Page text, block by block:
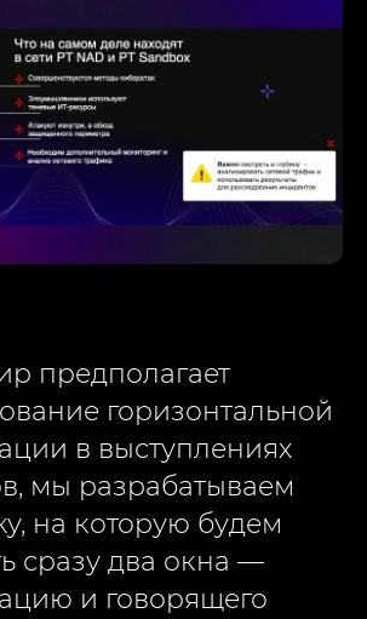
предполагает
горизонтальной
в выступлениях
мы разрабатываем
на которую будем
сразу два окна —
и говорящего